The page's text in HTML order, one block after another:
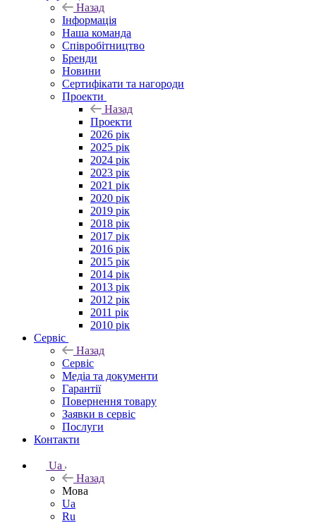
Назад
Інформація
Наша команда
Співробітництво
Бренди
Новини
Сертифікати та нагороди
Проекти
Назад
Проекти
2026 рік
2025 рік
2024 рік
2023 рік
2021 рік
2020 рік
2019 рік
2018 рік
2017 рік
2016 рік
2015 рік
2014 рік
2013 рік
2012 рік
2011 рік
2010 рік
Сервіс
Назад
Сервіс
Медіа та документи
Гарантії
Повернення товару
Заявки в сервіс
Послуги
Контакти
Ua
Назад
Мова
Ua
Ru